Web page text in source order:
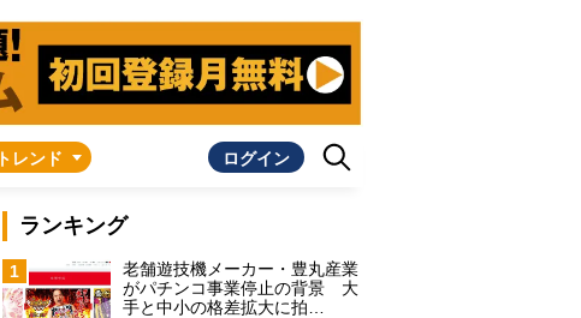
トレンド ログイン
ランキング
1
老舗遊技機メーカー・豊丸産業
がパチンコ事業停止の背景 大
手と中小の格差拡大に拍…